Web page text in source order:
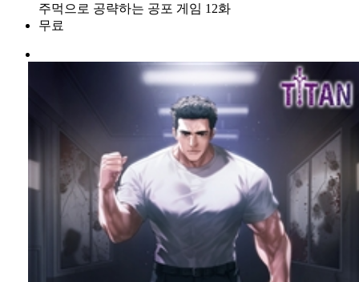
주먹으로 공략하는 공포 게임 12화
무료